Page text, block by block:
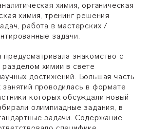
химия, органическая
химия, тренинг решения
работа в мастерских /
задачи.
знакомство с
химии в свете
достижений. Большая часть
занятий проводилась в формате
которых обсуждали новый
олимпиадные задания, в
задачи. Содержание